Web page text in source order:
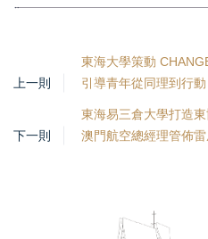
上一則
東海大學策動
引導青年從同理到行
下一則
東海易三倉大學打造
澳門航空總經理管佈